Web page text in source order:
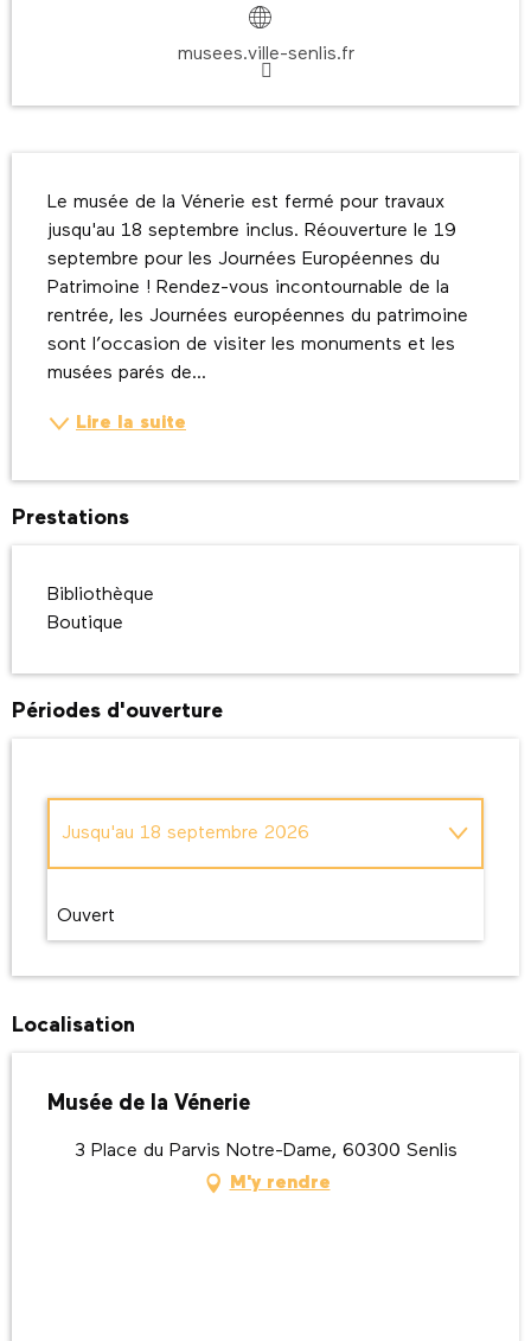
musees.ville-senlis.fr
Le musée de la Vénerie est fermé pour travaux
jusqu'au 18 septembre inclus. Réouverture le 19
septembre pour les Journées Européennes du
Patrimoine ! Rendez-vous incontournable de la
rentrée, les Journées européennes du patrimoine
sont l’occasion de visiter les monuments et les
musées parés de...
Lire la suite
Prestations
Bibliothèque
Boutique
Périodes d'ouverture
Jusqu'au 18 septembre 2026
Toute l'année 2027
Ouvert
Localisation
Musée de la Vénerie
3 Place du Parvis Notre-Dame, 60300 Senlis
M'y rendre